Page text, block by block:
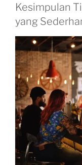
Kesimpulan
yang